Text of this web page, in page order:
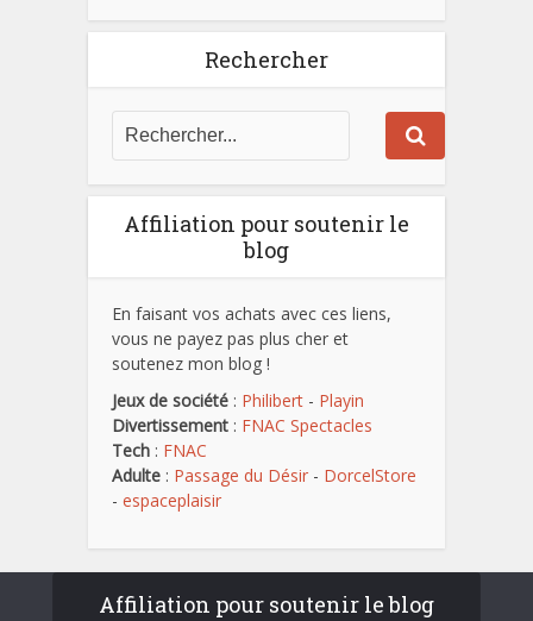
Rechercher
Affiliation pour soutenir le
blog
En faisant vos achats avec ces liens,
vous ne payez pas plus cher et
soutenez mon blog !
Jeux de société : Philibert - Playin
Divertissement : FNAC Spectacles
Tech : FNAC
Adulte : Passage du Désir - DorcelStore
- espaceplaisir
Affiliation pour soutenir le blog